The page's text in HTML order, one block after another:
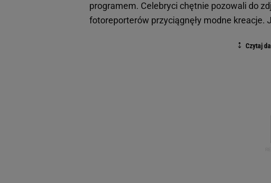
programem. Celebryci chętnie pozowali do
fotoreporterów przyciągnęły modne kreacje.